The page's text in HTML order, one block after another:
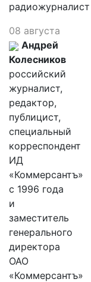
радиожурналист
08 августа
Андрей
Колесников
российский
журналист,
редактор,
публицист,
специальный
корреспондент
ИД
«Коммерсантъ»
с 1996 года
и
заместитель
генерального
директора
ОАО
«Коммерсантъ»